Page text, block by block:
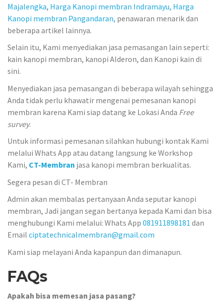
Majalengka, Harga Kanopi membran Indramayu, Harga
Kanopi membran Pangandaran, penawaran menarik dan
beberapa artikel lainnya.
Selain itu, Kami menyediakan jasa pemasangan lain seperti:
kain kanopi membran, kanopi Alderon, dan Kanopi kain di
sini.
Menyediakan jasa pemasangan di beberapa wilayah sehingga
Anda tidak perlu khawatir mengenai pemesanan kanopi
membran karena Kami siap datang ke Lokasi Anda Free
survey.
Untuk informasi pemesanan silahkan hubungi kontak Kami
melalui Whats App atau datang langsung ke Workshop
Kami, CT-Membran jasa kanopi membran berkualitas.
Segera pesan di CT- Membran
Admin akan membalas pertanyaan Anda seputar kanopi
membran, Jadi jangan segan bertanya kepada Kami dan bisa
menghubungi Kami melalui: Whats App 081911898181 dan
Email ciptatechnicalmembran@gmail.com
Kami siap melayani Anda kapanpun dan dimanapun.
FAQs
Apakah bisa memesan jasa pasang?